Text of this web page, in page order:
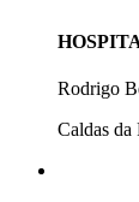
Rodrigo
Caldas da